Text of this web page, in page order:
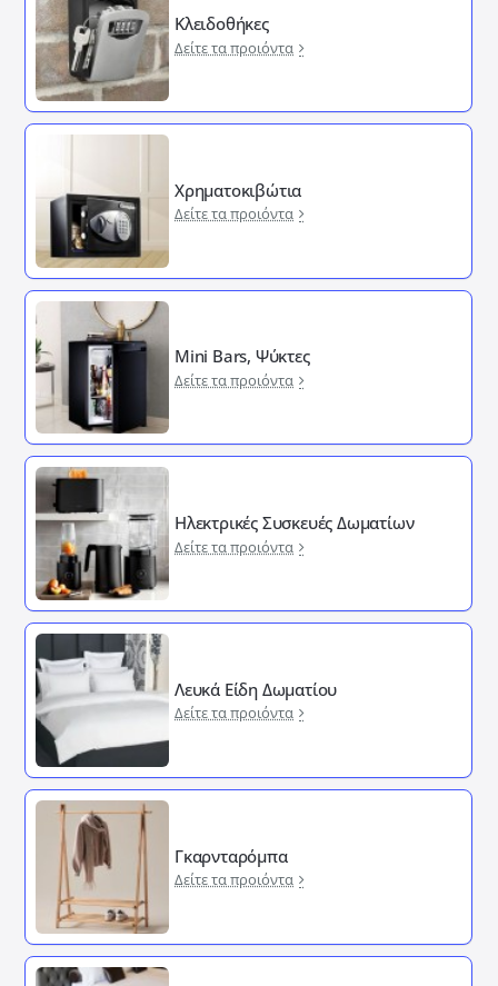
Κλειδοθήκες
Δείτε τα προιόντα
Χρηματοκιβώτια
Δείτε τα προιόντα
Mini Bars, Ψύκτες
Δείτε τα προιόντα
Ηλεκτρικές Συσκευές Δωματίων
Δείτε τα προιόντα
Λευκά Είδη Δωματίου
Δείτε τα προιόντα
Γκαρνταρόμπα
Δείτε τα προιόντα